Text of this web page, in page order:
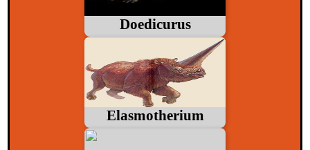
Doedicurus
Elasmotherium